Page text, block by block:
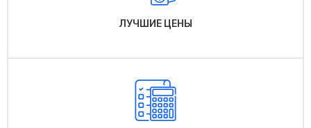
ЛУЧШИЕ ЦЕНЫ